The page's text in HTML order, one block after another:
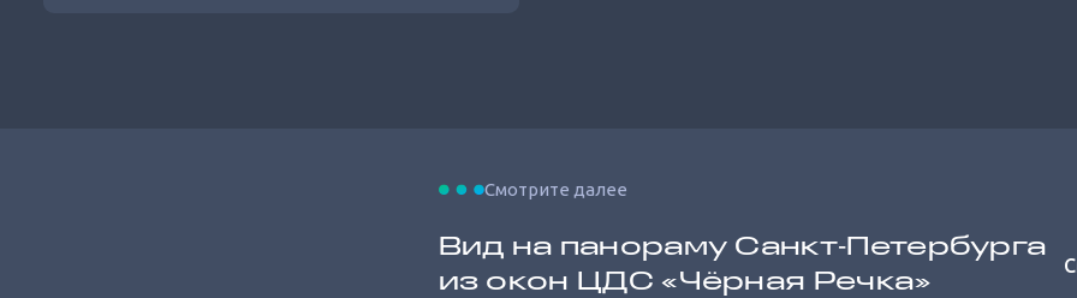
Смотрите далее
Вид на панораму Санкт‐Петербурга
из окон ЦДС «Чёрная Речка»